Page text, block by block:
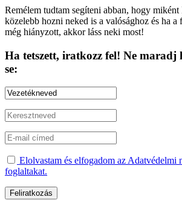
Remélem tudtam segíteni abban, hogy
közelebb hozni neked is a valósághoz és ha
még hiányzott, akkor láss neki most!
Ha tetszett, iratkozz fel! Ne maradj
se:
Elolvastam és elfogadom az Adatvédelmi
foglaltakat.